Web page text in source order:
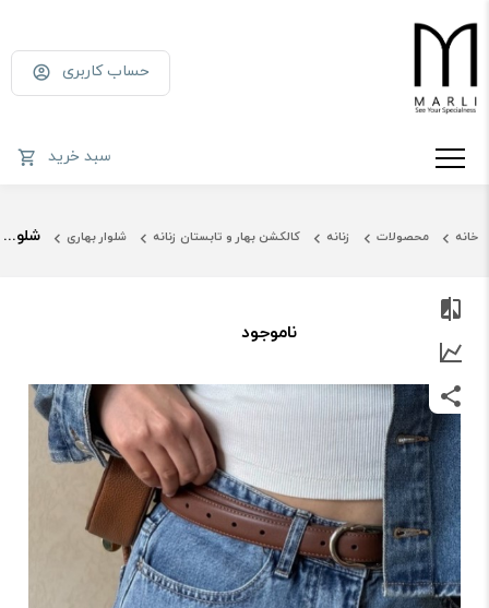
حساب کاربری
سبد خرید
خانه محصولات زنانه کالکشن بهار و تابستان زنانه شلوار بهاری شلوار جبن بالونی آبی روشن
ناموجود